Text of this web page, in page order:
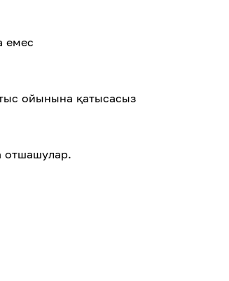
емес
ойынына қатысасыз
отшашулар.